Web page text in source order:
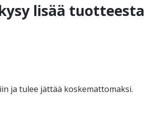
lisää tuotteesta
ja tulee jättää koskemattomaksi.